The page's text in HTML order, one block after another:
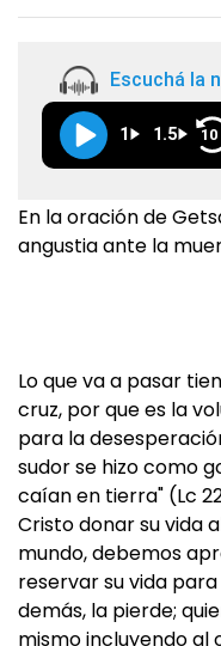
Escuchá la
1 1.5 10
En la oración de
angustia ante la
Lo que va a pasar
cruz, por que es la
para la
sudor se hizo como
caían en tierra" (Lc
Cristo donar su vida
mundo, debemos
reservar su vida
demás, la pierde;
mismo incluyendo al